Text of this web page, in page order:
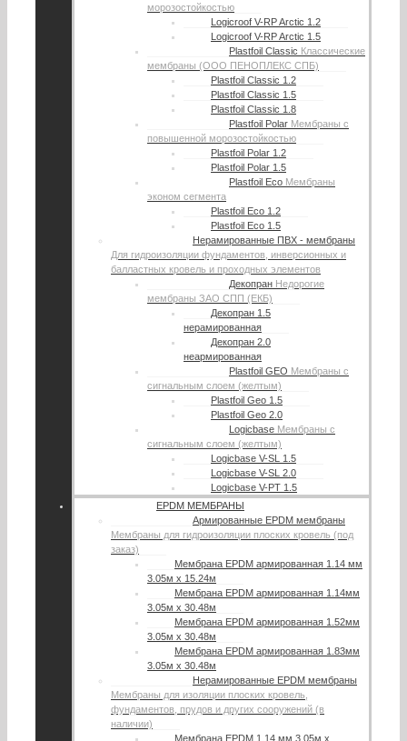
морозостойкостью
Logicroof V-RP Arctic 1.2
Logicroof V-RP Arctic 1.5
Plastfoil Classic Классические
мембраны (ООО ПЕНОПЛЕКС СПБ)
Plastfoil Classic 1.2
Plastfoil Classic 1.5
Plastfoil Classic 1.8
Plastfoil Polar Мембраны с
повышенной морозостойкостью
Plastfoil Polar 1.2
Plastfoil Polar 1.5
Plastfoil Eco Мембраны
эконом сегмента
Plastfoil Eco 1.2
Plastfoil Eco 1.5
Нерамированные ПВХ - мембраны
Для гидроизоляции фундаментов, инверсионных и
балластных кровель и проходных элементов
Декопран Недорогие
мембраны ЗАО СПП (ЕКБ)
Декопран 1.5
нерамированная
Декопран 2.0
неармированная
Plastfoil GEO Мембраны с
сигнальным слоем (желтым)
Plastfoil Geo 1.5
Plastfoil Geo 2.0
Logicbase Мембраны с
сигнальным слоем (желтым)
Logicbase V-SL 1.5
Logicbase V-SL 2.0
Logicbase V-PT 1.5
EPDM МЕМБРАНЫ
Армированные EPDM мембраны
Мембраны для гидроизоляции плоских кровель (под
заказ)
Мембрана EPDM армированная 1.14 мм
3.05м х 15.24м
Мембрана EPDM армированная 1.14мм
3.05м х 30.48м
Мембрана EPDM армированная 1.52мм
3.05м х 30.48м
Мембрана EPDM армированная 1.83мм
3.05м х 30.48м
Нерамированные EPDM мембраны
Мембраны для изоляции плоских кровель,
фундаментов, прудов и других сооружений (в
наличии)
Мембрана EPDM 1.14 мм 3.05м х